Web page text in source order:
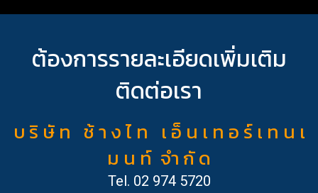
ต้องการรายละเอียดเพิ่มเติม
ติดต่อเรา
บ ริ ษั ท ช้ า ง ไ ท เ อ็ น เ ท อ ร์ เ ท น เ
ม น ท์ จำ กั ด
Tel. 02 974 5720